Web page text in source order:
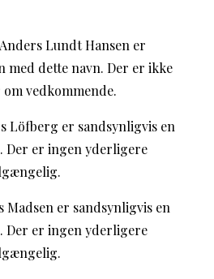
Lundt Hansen er
med dette navn. Der er ikke
vedkommende.
Löfberg er sandsynligvis en
Der er ingen yderligere
Madsen er sandsynligvis en
Der er ingen yderligere